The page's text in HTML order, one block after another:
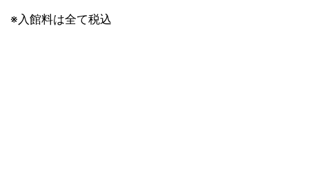
※入館料は全て税込